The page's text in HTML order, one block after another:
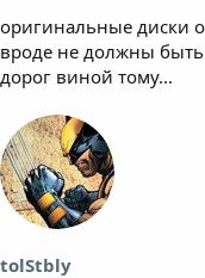
оригинальные диски
вроде не должны быть
дорог виной тому...
tolStbly